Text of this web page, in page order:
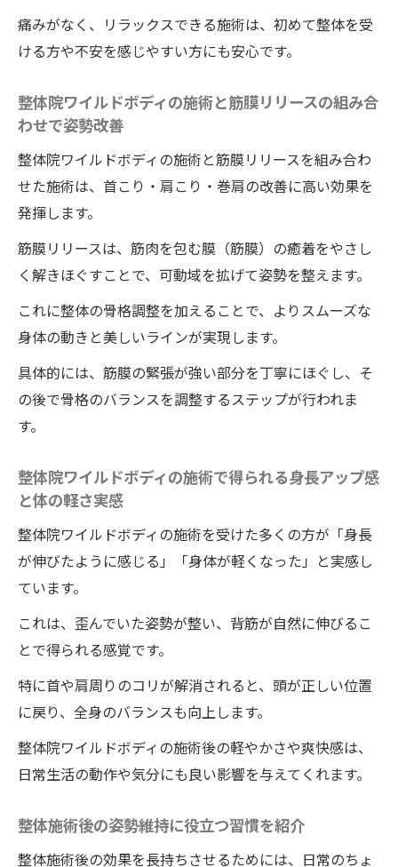
痛みがなく、リラックスできる施術は、初めて整体を受
ける方や不安を感じやすい方にも安心です。
整体院ワイルドボディの施術と筋膜リリースの組み合
わせで姿勢改善
整体院ワイルドボディの施術と筋膜リリースを組み合わ
せた施術は、首こり・肩こり・巻肩の改善に高い効果を
発揮します。
筋膜リリースは、筋肉を包む膜（筋膜）の癒着をやさし
く解きほぐすことで、可動域を拡げて姿勢を整えます。
これに整体の骨格調整を加えることで、よりスムーズな
身体の動きと美しいラインが実現します。
具体的には、筋膜の緊張が強い部分を丁寧にほぐし、そ
の後で骨格のバランスを調整するステップが行われま
す。
整体院ワイルドボディの施術で得られる身長アップ感
と体の軽さ実感
整体院ワイルドボディの施術を受けた多くの方が「身長
が伸びたように感じる」「身体が軽くなった」と実感し
ています。
これは、歪んでいた姿勢が整い、背筋が自然に伸びるこ
とで得られる感覚です。
特に首や肩周りのコリが解消されると、頭が正しい位置
に戻り、全身のバランスも向上します。
整体院ワイルドボディの施術後の軽やかさや爽快感は、
日常生活の動作や気分にも良い影響を与えてくれます。
整体施術後の姿勢維持に役立つ習慣を紹介
整体施術後の効果を長持ちさせるためには、日常のちょ